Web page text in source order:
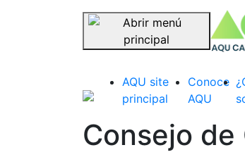
Saltar navegación
AQU site
principal
Conoce
AQU
Consejo de